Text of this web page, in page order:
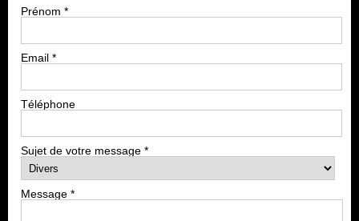
Prénom *
Email *
Téléphone
Sujet de votre message *
Message *